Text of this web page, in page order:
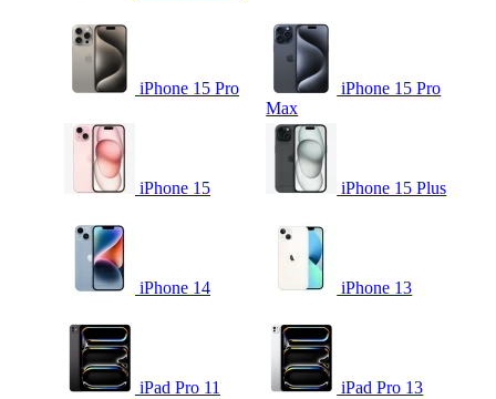
iPhone 15 Pro
iPhone 15 Pro
Max
iPhone 15 iPhone 15 Plus
iPhone 14 iPhone 13
iPad Pro 11 iPad Pro 13